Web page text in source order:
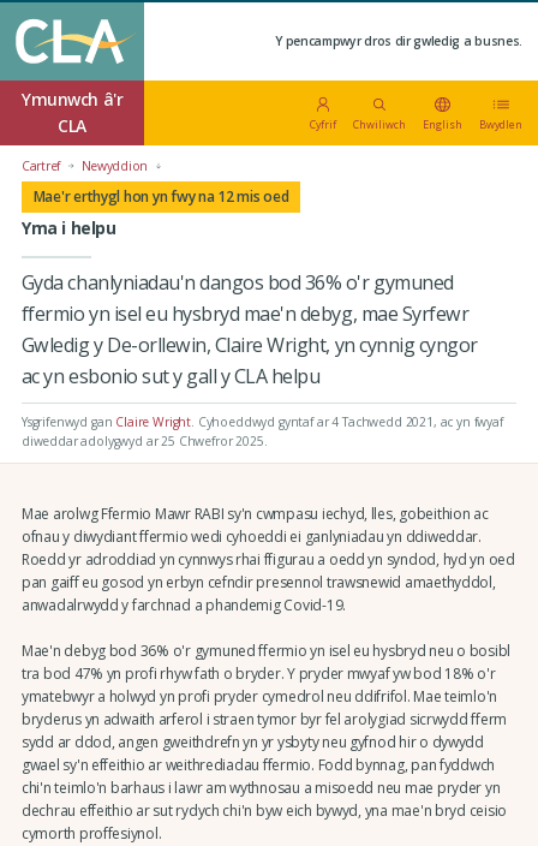
Y pencampwyr dros dir gwledig a busnes.
Ymunwch â'r
CLA
Cyfrif Chwiliwch English Bwydlen
Cartref Newyddion
Mae'r erthygl hon yn fwy na 12 mis oed
Yma i helpu
Gyda chanlyniadau'n dangos bod 36% o'r gymuned
ffermio yn isel eu hysbryd mae'n debyg, mae Syrfewr
Gwledig y De-orllewin, Claire Wright, yn cynnig cyngor
ac yn esbonio sut y gall y CLA helpu
Ysgrifenwyd gan Claire Wright. Cyhoeddwyd gyntaf ar 4 Tachwedd 2021, ac yn fwyaf
diweddar adolygwyd ar 25 Chwefror 2025.
Mae arolwg Ffermio Mawr RABI sy'n cwmpasu iechyd, lles, gobeithion ac
ofnau y diwydiant ffermio wedi cyhoeddi ei ganlyniadau yn ddiweddar.
Roedd yr adroddiad yn cynnwys rhai ffigurau a oedd yn syndod, hyd yn oed
pan gaiff eu gosod yn erbyn cefndir presennol trawsnewid amaethyddol,
anwadalrwydd y farchnad a phandemig Covid-19.
Mae'n debyg bod 36% o'r gymuned ffermio yn isel eu hysbryd neu o bosibl
tra bod 47% yn profi rhyw fath o bryder. Y pryder mwyaf yw bod 18% o'r
ymatebwyr a holwyd yn profi pryder cymedrol neu ddifrifol. Mae teimlo'n
bryderus yn adwaith arferol i straen tymor byr fel arolygiad sicrwydd fferm
sydd ar ddod, angen gweithdrefn yn yr ysbyty neu gyfnod hir o dywydd
gwael sy'n effeithio ar weithrediadau ffermio. Fodd bynnag, pan fyddwch
chi'n teimlo'n barhaus i lawr am wythnosau a misoedd neu mae pryder yn
dechrau effeithio ar sut rydych chi'n byw eich bywyd, yna mae'n bryd ceisio
cymorth proffesiynol.